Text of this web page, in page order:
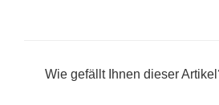
Wie gefällt Ihnen dieser